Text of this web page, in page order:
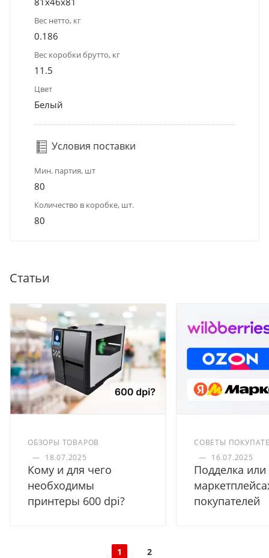
Вес нетто, кг
0.186
Вес коробки брутто, кг
11.5
Цвет
Белый
Условия поставки
Мин. партия, шт
80
Количество в коробке, шт.
80
Статьи
ОБЗОРЫ ТОВАРОВ
— 18.07.2025
Кому и для чего
необходимы
принтеры 600 dpi?
СОВЕТЫ
— 16.07.2025
Подделка или
покупателей
1 2